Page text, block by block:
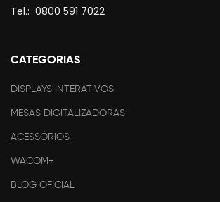
Tel.: 0800 591 7022
CATEGORIAS
DISPLAYS INTERATIVOS
MESAS DIGITALIZADORAS
ACESSÓRIOS
WACOM+
BLOG OFICIAL